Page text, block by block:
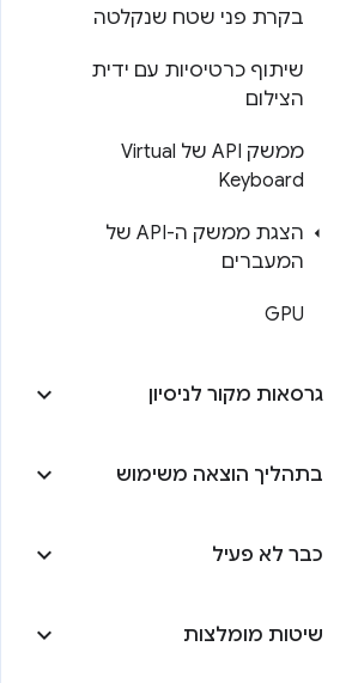
בקרת פני שטח שנקלטה
שיתוף כרטיסיות עם ידית
הצילום
ממשק API של Virtual
Keyboard
הצגת ממשק ה-API של
המעברים
GPU
גרסאות מקור לניסיון
בתהליך הוצאה משימוש
כבר לא פעיל
שיטות מומלצות